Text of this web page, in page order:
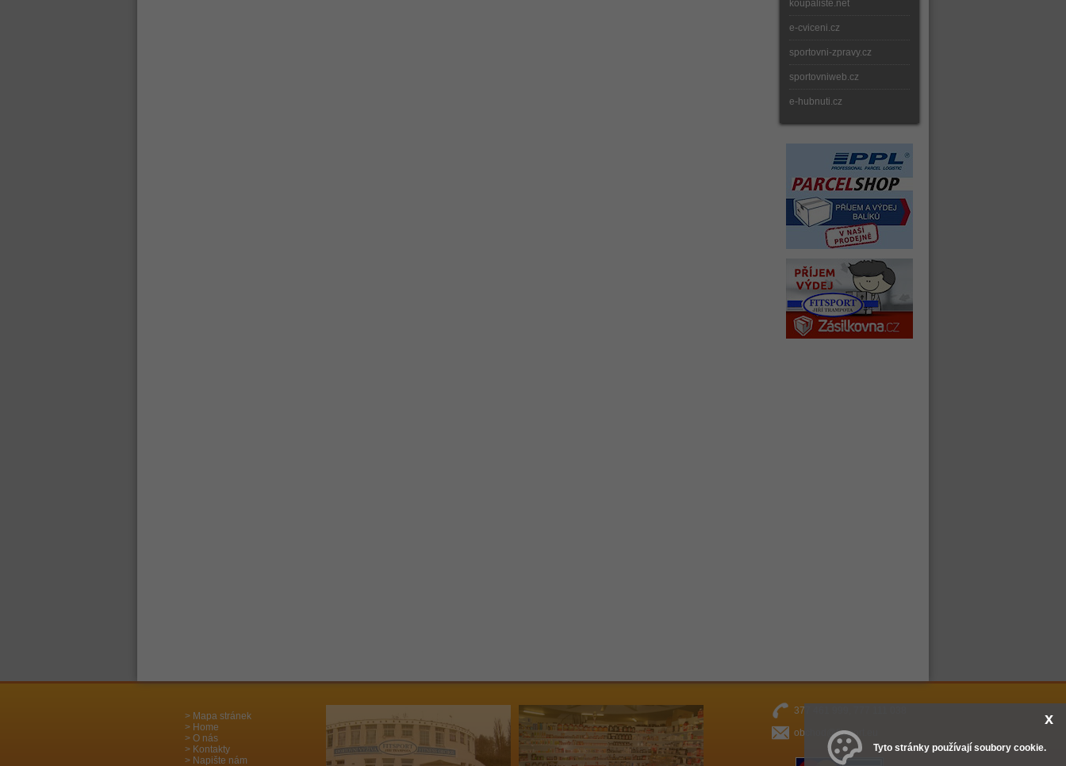
koupaliste.net
e-cviceni.cz
sportovni-zpravy.cz
sportovniweb.cz
e-hubnuti.cz
Mapa stránek
Home
O nás
Kontakty
Napište nám
377 461 999, 777 111 038
obchod@fitsport.eu
x
Tyto stránky používají soubory cookie.